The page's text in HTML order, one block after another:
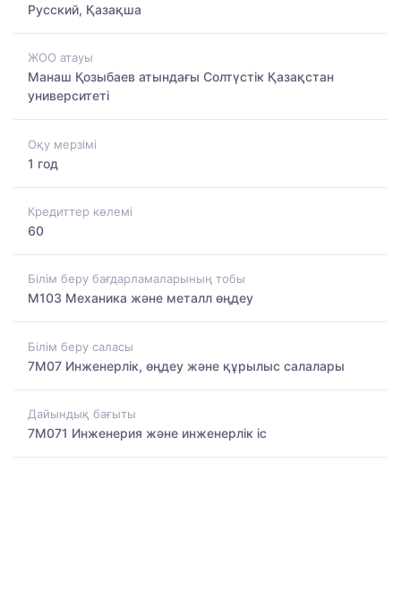
Русский, Қазақша
ЖОО атауы
Манаш Қозыбаев атындағы Солтүстік Қазақстан
университеті
Оқу мерзімі
1 год
Кредиттер көлемі
60
Білім беру бағдарламаларының тобы
M103 Механика және металл өңдеу
Білім беру саласы
7M07 Инженерлік, өңдеу және құрылыс салалары
Дайындық бағыты
7M071 Инженерия және инженерлік іс